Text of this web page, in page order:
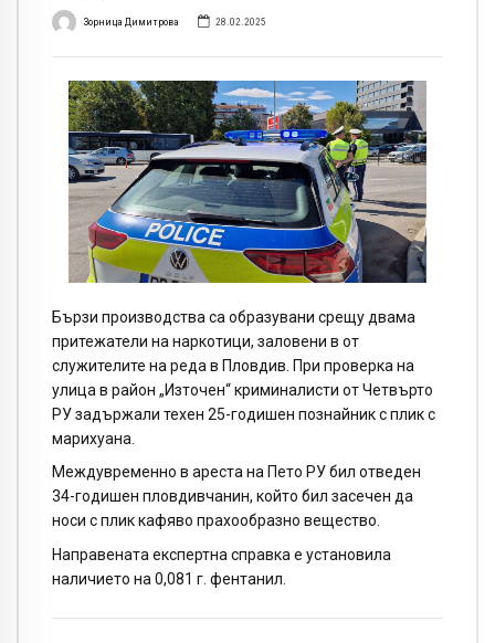
Зорница Димитрова 28.02.2025
Бързи производства са образувани срещу двама
притежатели на наркотици, заловени в от
служителите на реда в Пловдив. При проверка на
улица в район „Източен“ криминалисти от Четвърто
РУ задържали техен 25-годишен познайник с плик с
марихуана.
Междувременно в ареста на Пето РУ бил отведен
34-годишен пловдивчанин, който бил засечен да
носи с плик кафяво прахообразно вещество.
Направената експертна справка е установила
наличието на 0,081 г. фентанил.